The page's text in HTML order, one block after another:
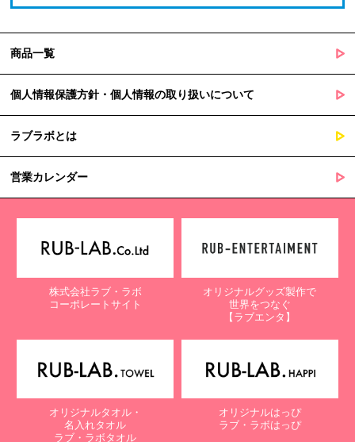
商品一覧
個人情報保護方針・個人情報の取り扱いについて
ラブラボとは
営業カレンダー
株式会社ラブ・ラボ
コーポレートサイト
オリジナルグッズ製作で
世界をつなぐ
【ラブエンタ】
オリジナルタオル・
名入れタオル
ラブ・ラボタオル
オリジナルはっぴ
ラブ・ラボはっぴ